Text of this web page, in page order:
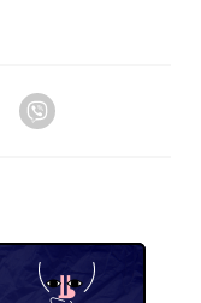
Telegram